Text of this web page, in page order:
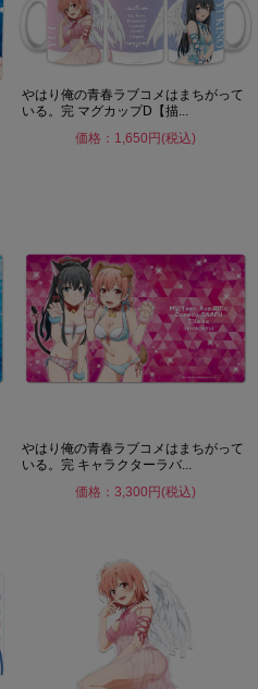
やはり俺の青春ラブコメはまちがって
いる。完 マグカップD【描...
価格：1,650円(税込)
やはり俺の青春ラブコメはまちがって
いる。完 キャラクターラバ...
価格：3,300円(税込)